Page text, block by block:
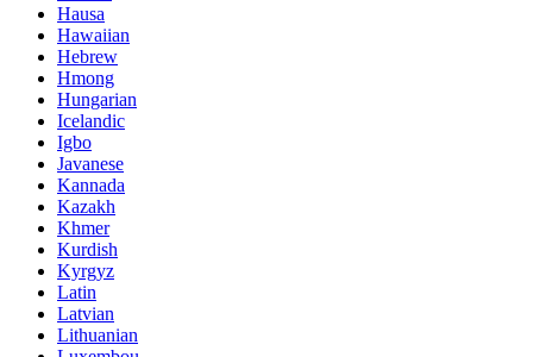
Hausa
Hawaiian
Hebrew
Hmong
Hungarian
Icelandic
Igbo
Javanese
Kannada
Kazakh
Khmer
Kurdish
Kyrgyz
Latin
Latvian
Lithuanian